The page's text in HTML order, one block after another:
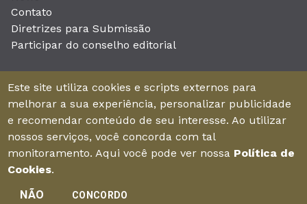
Contato
Diretrizes para Submissão
Participar do conselho editorial
Unieducar Inteligência Educacional Ltda
CNPJ: 05.569.970/0001-26
Av. Desembargador Moreira, No. 2001 – 11º andar - Bairro
Aldeota
Fortaleza – Ceará - Brasil - CEP 60170-001
Enviar manuscrito
Este site utiliza cookies e scripts externos para
melhorar a sua experiência, personalizar publicidade
e recomendar conteúdo de seu interesse. Ao utilizar
nossos serviços, você concorda com tal
monitoramento. Aqui você pode ver nossa Política de
Cookies.
NÃO
CONCORDO